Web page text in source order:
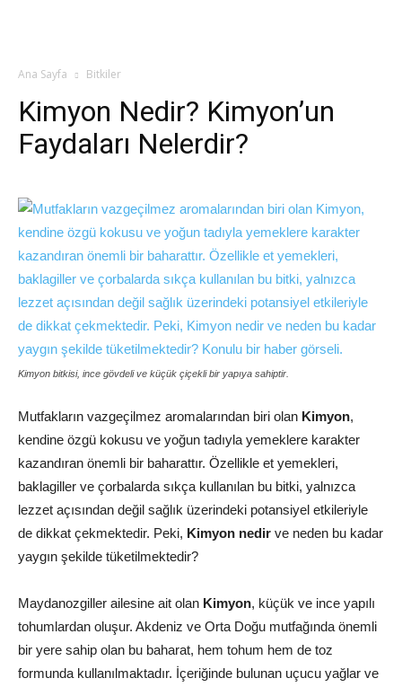
Ana Sayfa Bitkiler
Kimyon Nedir? Kimyon’un
Faydaları Nelerdir?
Kimyon bitkisi, ince gövdeli ve küçük çiçekli bir yapıya sahiptir.
Mutfakların vazgeçilmez aromalarından biri olan Kimyon,
kendine özgü kokusu ve yoğun tadıyla yemeklere karakter
kazandıran önemli bir baharattır. Özellikle et yemekleri,
baklagiller ve çorbalarda sıkça kullanılan bu bitki, yalnızca
lezzet açısından değil sağlık üzerindeki potansiyel etkileriyle
de dikkat çekmektedir. Peki, Kimyon nedir ve neden bu kadar
yaygın şekilde tüketilmektedir?
Maydanozgiller ailesine ait olan Kimyon, küçük ve ince yapılı
tohumlardan oluşur. Akdeniz ve Orta Doğu mutfağında önemli
bir yere sahip olan bu baharat, hem tohum hem de toz
formunda kullanılmaktadır. İçeriğinde bulunan uçucu yağlar ve